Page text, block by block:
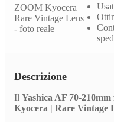
Descrizione
Il Yashica AF 70-
Kyocera | Rare Vintage